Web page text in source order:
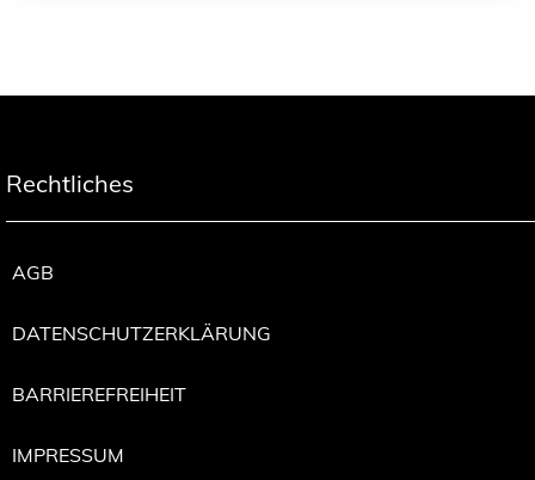
Rechtliches
AGB
DATENSCHUTZERKLÄRUNG
BARRIEREFREIHEIT
IMPRESSUM